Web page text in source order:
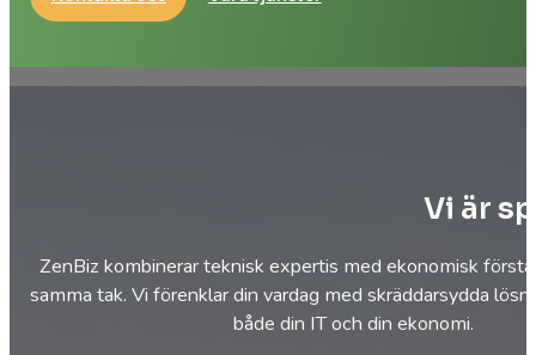
Vi är
ZenBiz kombinerar teknisk expertis med ekonomisk
samma tak. Vi förenklar din vardag med skräddarsydda
både din IT och din ekonomi.